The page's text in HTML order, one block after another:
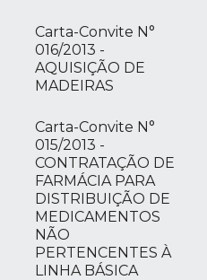
Carta-Convite N°
016/2013 -
AQUISIÇÃO DE
MADEIRAS
Carta-Convite N°
015/2013 -
CONTRATAÇÃO DE
FARMÁCIA PARA
DISTRIBUIÇÃO DE
MEDICAMENTOS
NÃO
PERTENCENTES À
LINHA BÁSICA